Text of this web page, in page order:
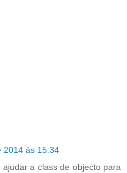
2014 às 15:34
a class de objecto para